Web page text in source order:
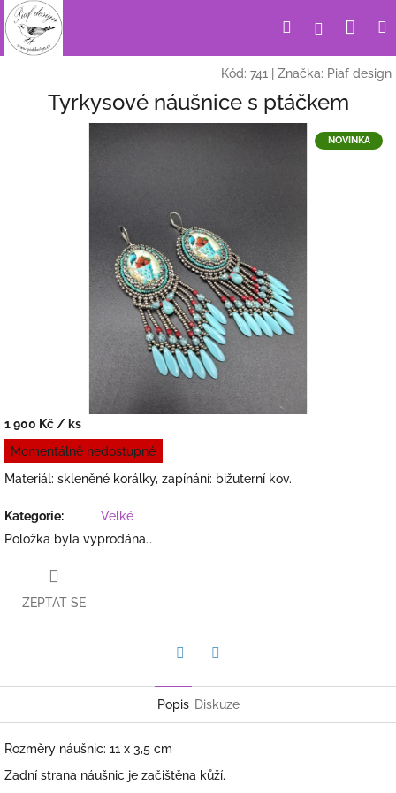
Přejít
na
obsah
HledatPřihlášení
Kód: 741 Značka: Piaf design
Tyrkysové náušnice s ptáčkem
NOVINKA
1 900 Kč / ks
Měrná
cena:
Momentálně nedostupné
Materiál: skleněné korálky, zapínání: bižuterní kov.
Kategorie:
Velké
Položka byla vyprodána…
ZEPTAT SE
Popis Diskuze
Rozměry náušnic: 11 x 3,5 cm
Zadní strana náušnic je začištěna kůží.